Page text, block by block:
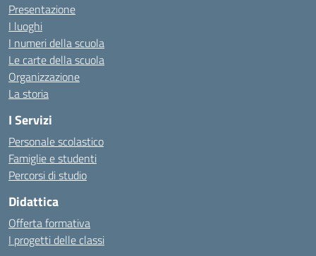
Presentazione
I luoghi
I numeri della scuola
Le carte della scuola
Organizzazione
La storia
I Servizi
Personale scolastico
Famiglie e studenti
Percorsi di studio
Didattica
Offerta formativa
I progetti delle classi